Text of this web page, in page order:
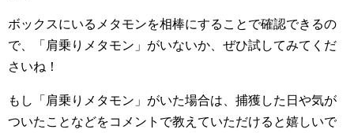
ボックスにいるメタモンを相棒にすることで確認できるの
で、「肩乗りメタモン」がいないか、ぜひ試してみてくだ
さいね！
もし「肩乗りメタモン」がいた場合は、捕獲した日や気が
ついたことなどをコメントで教えていただけると嬉しいで